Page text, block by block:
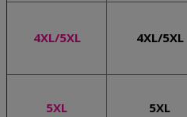
4XL/5XL 4XL/5XL
5XL 5XL